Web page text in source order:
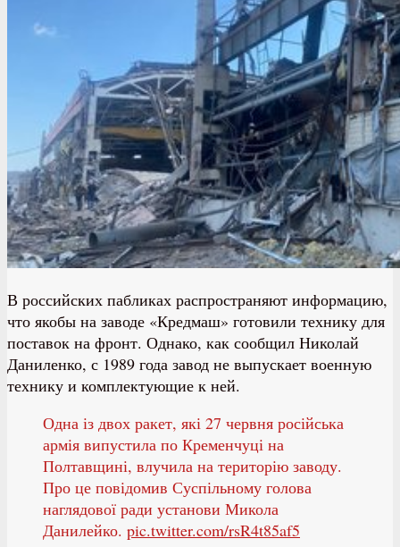
В российских пабликах распространяют информацию,
что якобы на заводе «Кредмаш» готовили технику для
поставок на фронт. Однако, как сообщил Николай
Даниленко, с 1989 года завод не выпускает военную
технику и комплектующие к ней.
Одна із двох ракет, які 27 червня російська
армія випустила по Кременчуці на
Полтавщині, влучила на територію заводу.
Про це повідомив Суспільному голова
наглядової ради установи Микола
Данилейко. pic.twitter.com/rsR4t85af5